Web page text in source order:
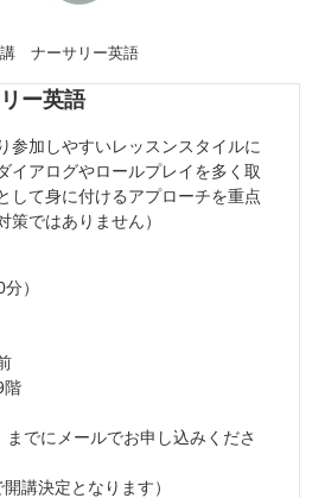
講 ナーサリー英語
ー英語
参加しやすいレッスンスタイルに
イアログやロールプレイを多く取
して身に付けるアプローチを重点
策ではありません）
）
階
でにメールでお申し込みくださ
講決定となります）